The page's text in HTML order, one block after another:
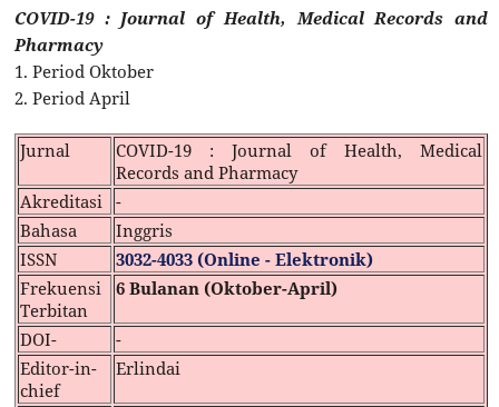
COVID-19 : Journal of Health, Medical Records and
Pharmacy
1. Period Oktober
2. Period April
Jurnal
COVID-19 : Journal of Health, Medical
Records and Pharmacy
Akreditasi -
Bahasa
Inggris
ISSN
3032-4033 (Online - Elektronik)
Frekuensi
Terbitan
6 Bulanan (Oktober-April)
DOI-
-
Editor-in-
chief
Erlindai